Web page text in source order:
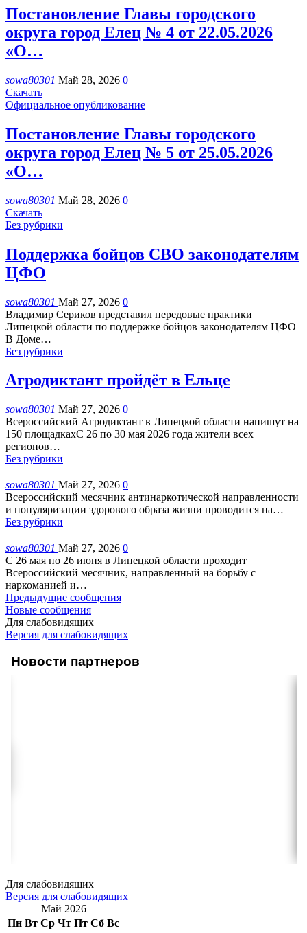
Постановление Главы городского
округа город Елец № 4 от 22.05.2026
«О…
sowa80301 Май 28, 2026 0
Скачать
Официальное опубликование
Постановление Главы городского
округа город Елец № 5 от 25.05.2026
«О…
sowa80301 Май 28, 2026 0
Скачать
Без рубрики
Поддержка бойцов СВО законодателям
ЦФО
sowa80301 Май 27, 2026 0
Владимир Сериков представил передовые практики
Липецкой области по поддержке бойцов законодателям ЦФО
В Доме…
Без рубрики
Агродиктант пройдёт в Ельце
sowa80301 Май 27, 2026 0
Всероссийский Агродиктант в Липецкой области напишут на
150 площадкахС 26 по 30 мая 2026 года жители всех
регионов…
Без рубрики
sowa80301 Май 27, 2026 0
Всероссийский месячник антинаркотической направленности
и популяризации здорового образа жизни проводится на…
Без рубрики
sowa80301 Май 27, 2026 0
С 26 мая по 26 июня в Липецкой области проходит
Всероссийский месячник, направленный на борьбу с
наркоманией и…
Предыдущие сообщения
Новые сообщения
Для слабовидящих
Версия для слабовидящих
Новости партнеров
Для слабовидящих
Версия для слабовидящих
Май 2026
Пн Вт Ср Чт Пт Сб Вс